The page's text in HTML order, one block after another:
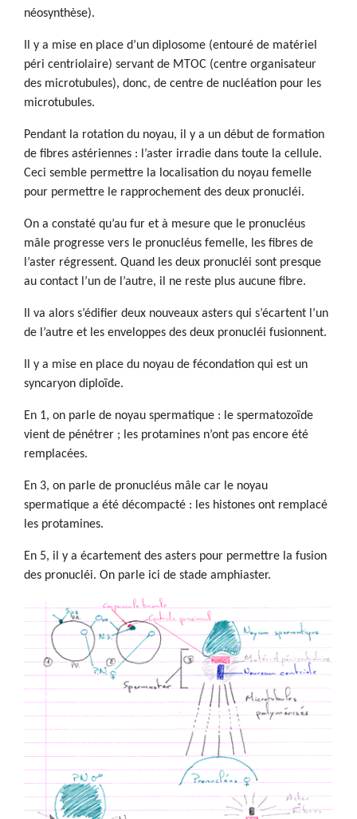
néosynthèse).
Il y a mise en place d’un diplosome (entouré de matériel
péri centriolaire) servant de MTOC (centre organisateur
des microtubules), donc, de centre de nucléation pour les
microtubules.
Pendant la rotation du noyau, il y a un début de formation
de fibres astériennes : l’aster irradie dans toute la cellule.
Ceci semble permettre la localisation du noyau femelle
pour permettre le rapprochement des deux pronucléi.
On a constaté qu’au fur et à mesure que le pronucléus
mâle progresse vers le pronucléus femelle, les fibres de
l’aster régressent. Quand les deux pronucléi sont presque
au contact l’un de l’autre, il ne reste plus aucune fibre.
Il va alors s’édifier deux nouveaux asters qui s’écartent l’un
de l’autre et les enveloppes des deux pronucléi fusionnent.
Il y a mise en place du noyau de fécondation qui est un
syncaryon diploïde.
En 1, on parle de noyau spermatique : le spermatozoïde
vient de pénétrer ; les protamines n’ont pas encore été
remplacées.
En 3, on parle de pronucléus mâle car le noyau
spermatique a été décompacté : les histones ont remplacé
les protamines.
En 5, il y a écartement des asters pour permettre la fusion
des pronucléi. On parle ici de stade amphiaster.